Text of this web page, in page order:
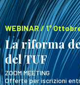
WEBINAR / 1°
La riforma
del TUF
ZOOM MEETING
Offerte per iscrizioni